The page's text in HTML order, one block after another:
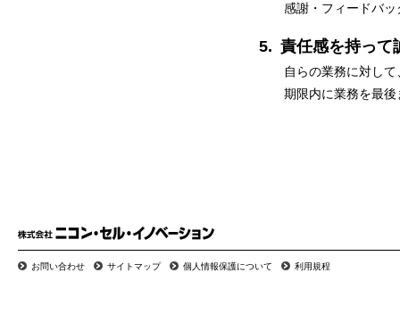
感謝・フィードバ
責任感を持って
自らの業務に対し
期限内に業務を最
お問い合わせ サイトマップ 個人情報保護について 利用規程